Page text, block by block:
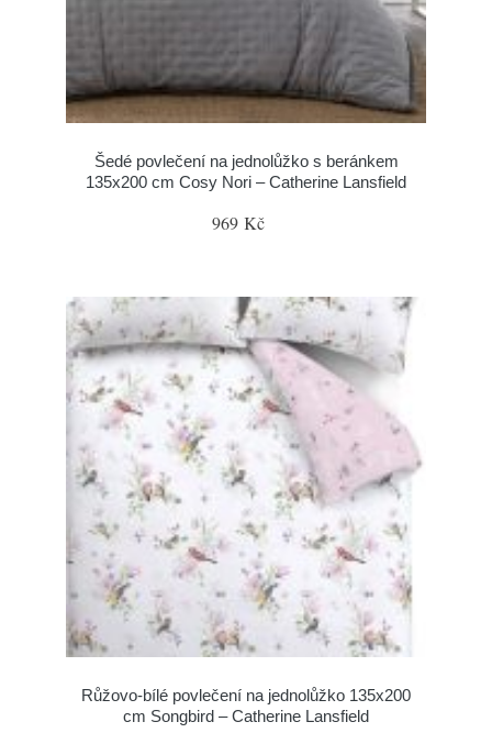
Šedé povlečení na jednolůžko s beránkem
135x200 cm Cosy Nori – Catherine Lansfield
969 Kč
Růžovo-bílé povlečení na jednolůžko 135x200
cm Songbird – Catherine Lansfield